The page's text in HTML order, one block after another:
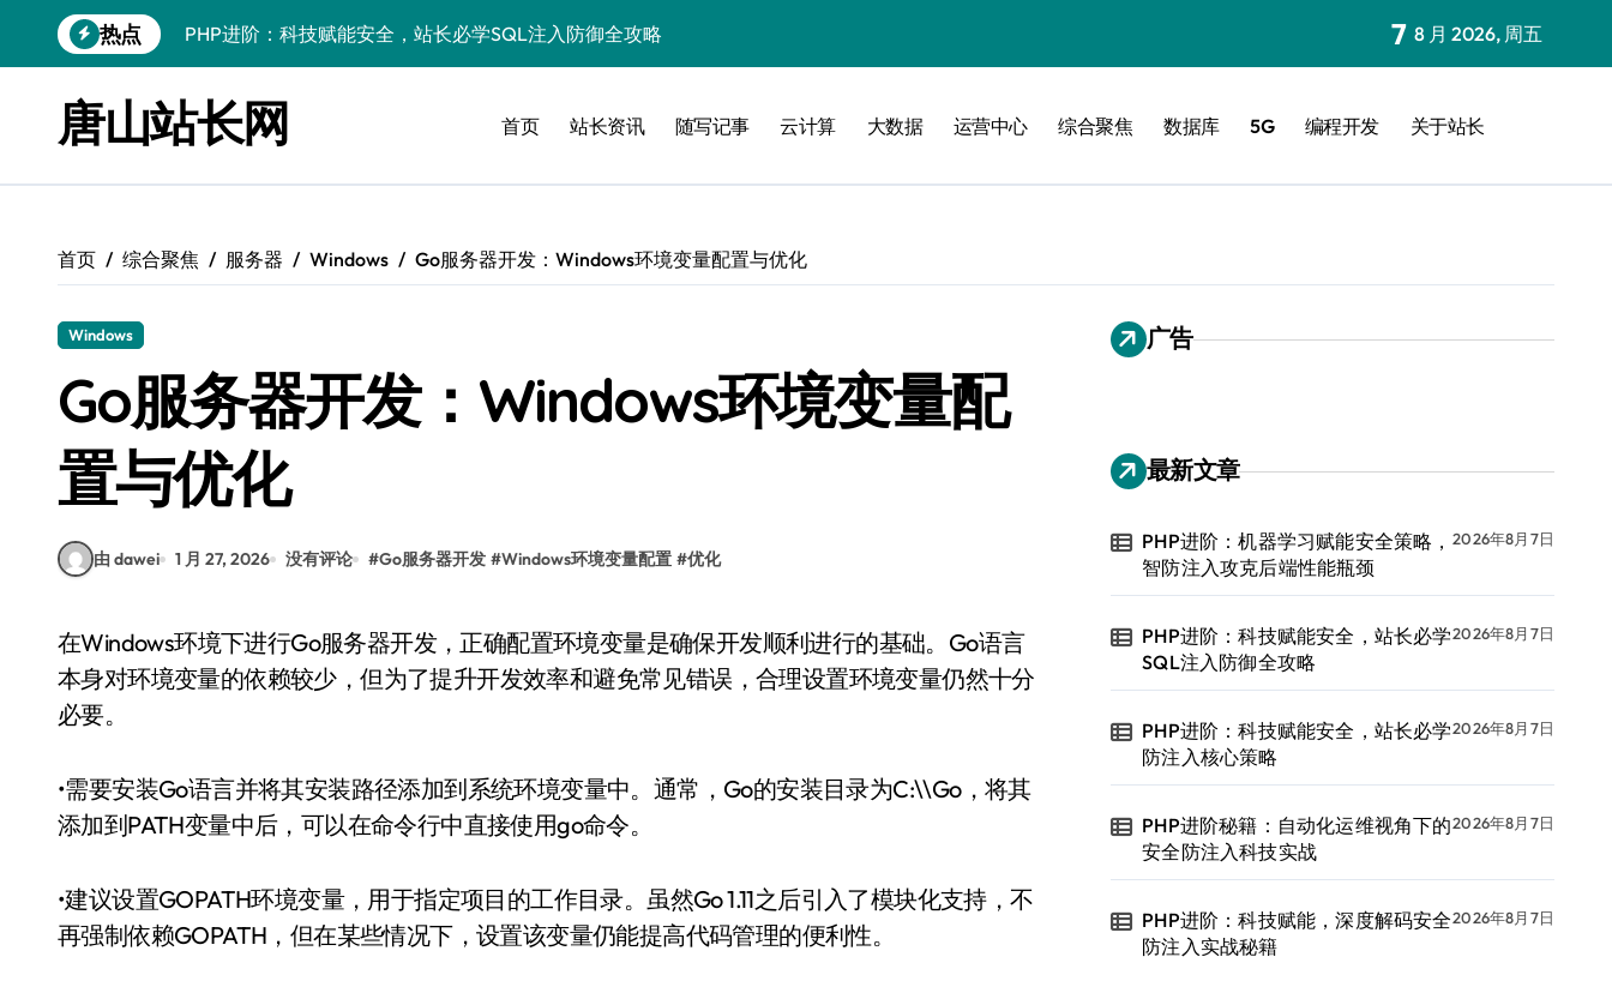
到
热点
PHP进阶：科技赋能安全，站长必学防注入核心策略
PHP进阶：科技赋能，深度解码安全防注入实战秘籍
云安全护航传媒数据新趋势
VR跨界融合新趋势：站长资源全攻略
云计算弹性架构：智能资源调配揭秘
PHP进阶：机器学习赋能安全策略，智防注入攻克后端性能瓶颈
7 8 月 2026, 周五
唐山站长网 首页 站长资讯 随写记事 云计算 大数据 运营中心 综合聚焦 数据库 5G 编程开发 关于站长
首页 综合聚焦 服务器 Windows Go服务器开发：Windows环境变量配置与优化
Windows
Go服务器开发：Windows环境变量配
置与优化
由 dawei 1 月 27, 2026 没有评论 #Go服务器开发 #Windows环境变量配置 #优化
在Windows环境下进行Go服务器开发，正确配置环境变量是确保开发顺利进行的基础。Go语言
本身对环境变量的依赖较少，但为了提升开发效率和避免常见错误，合理设置环境变量仍然十分
必要。
•需要安装Go语言并将其安装路径添加到系统环境变量中。通常，Go的安装目录为C:\\Go，将其
添加到PATH变量中后，可以在命令行中直接使用go命令。
•建议设置GOPATH环境变量，用于指定项目的工作目录。虽然Go 1.11之后引入了模块化支持，不
再强制依赖GOPATH，但在某些情况下，设置该变量仍能提高代码管理的便利性。
广告
最新文章
PHP进阶：机器学习赋能安全策略，
智防注入攻克后端性能瓶颈
2026年8月7日
PHP进阶：科技赋能安全，站长必学
SQL注入防御全攻略
2026年8月7日
PHP进阶：科技赋能安全，站长必学
防注入核心策略
2026年8月7日
PHP进阶秘籍：自动化运维视角下的
安全防注入科技实战
2026年8月7日
PHP进阶：科技赋能，深度解码安全
防注入实战秘籍
2026年8月7日